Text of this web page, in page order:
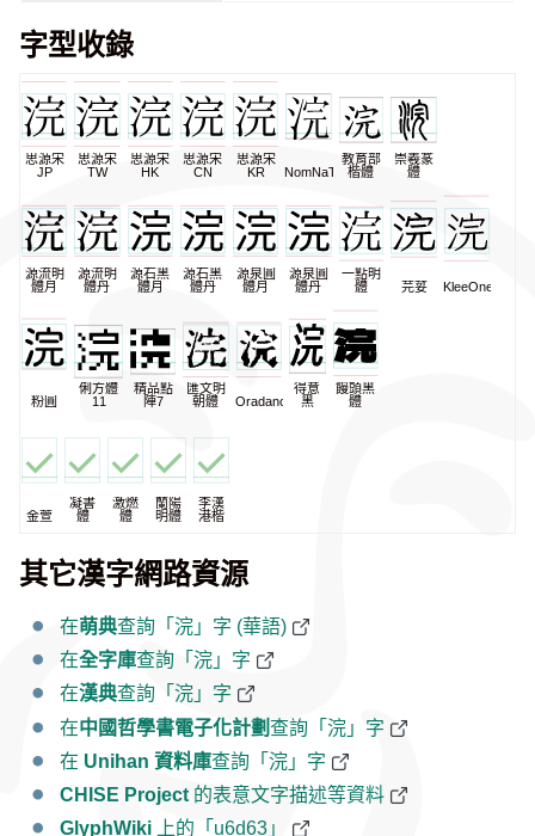
字型收錄
思源宋
JP
思源宋
TW
思源宋
HK
思源宋
CN
思源宋
KR
NomNaTong
教育部
楷體
崇羲篆
體
源流明
體月
源流明
體丹
源石黑
體月
源石黑
體丹
源泉圓
體月
源泉圓
體丹
一點明
體
芫荽 KleeOne
粉圓
俐方體
11
精品點
陣7
匯文明
朝體
Oradano
得意
黑
饅頭黑
體
金萱
凝書
體
激燃
體
蘭陽
明體
李漢
港楷
其它漢字網路資源
在萌典查詢「浣」字 (華語)
在全字庫查詢「浣」字
在漢典查詢「浣」字
在中國哲學書電子化計劃查詢「浣」字
在 Unihan 資料庫查詢「浣」字
CHISE Project 的表意文字描述等資料
GlyphWiki 上的「u6d63」